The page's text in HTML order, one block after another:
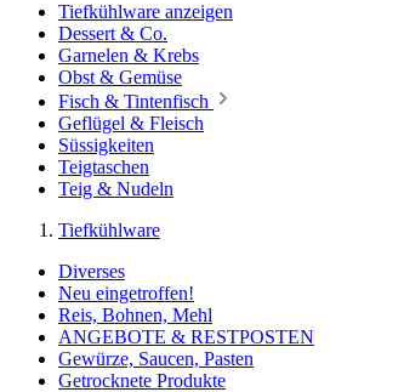
Tiefkühlware anzeigen
Dessert & Co.
Garnelen & Krebs
Obst & Gemüse
Fisch & Tintenfisch
Geflügel & Fleisch
Süssigkeiten
Teigtaschen
Teig & Nudeln
Tiefkühlware
Diverses
Neu eingetroffen!
Reis, Bohnen, Mehl
ANGEBOTE & RESTPOSTEN
Gewürze, Saucen, Pasten
Getrocknete Produkte